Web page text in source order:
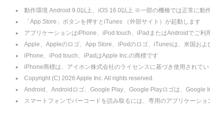
動作環境 Android 9.0以上、iOS 16.0以上 ※一部の機種では正常に動
「App Store」ボタンを押すとiTunes （外部サイト）が起動します
アプリケーションはiPhone、iPod touch、iPadまたはAndroidでご利
Apple、Appleのロゴ、App Store、iPodのロゴ、iTunesは、米国およ
iPhone、iPod touch、iPadはApple Inc.の商標です
iPhone商標は、アイホン株式会社のライセンスに基づき使用されてい
Copyright (C) 2026 Apple Inc. All rights reserved.
Android、Androidロゴ、Google Play、Google Playロゴは、Google
スマートフォンでバーコードを読み取るには、専用のアプリケーショ